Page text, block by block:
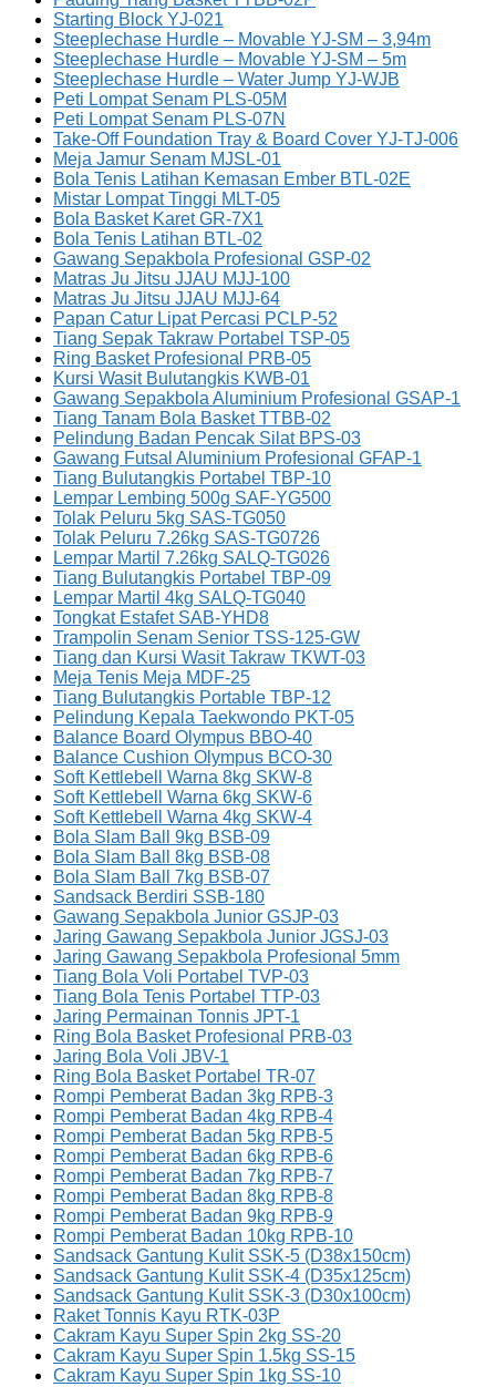
Starting Block YJ-021
Steeplechase Hurdle – Movable YJ-SM – 3,94m
Steeplechase Hurdle – Movable YJ-SM – 5m
Steeplechase Hurdle – Water Jump YJ-WJB
Peti Lompat Senam PLS-05M
Peti Lompat Senam PLS-07N
Take-Off Foundation Tray & Board Cover YJ-TJ-006
Meja Jamur Senam MJSL-01
Bola Tenis Latihan Kemasan Ember BTL-02E
Mistar Lompat Tinggi MLT-05
Bola Basket Karet GR-7X1
Bola Tenis Latihan BTL-02
Gawang Sepakbola Profesional GSP-02
Matras Ju Jitsu JJAU MJJ-100
Matras Ju Jitsu JJAU MJJ-64
Papan Catur Lipat Percasi PCLP-52
Tiang Sepak Takraw Portabel TSP-05
Ring Basket Profesional PRB-05
Kursi Wasit Bulutangkis KWB-01
Gawang Sepakbola Aluminium Profesional GSAP-1
Tiang Tanam Bola Basket TTBB-02
Pelindung Badan Pencak Silat BPS-03
Gawang Futsal Aluminium Profesional GFAP-1
Tiang Bulutangkis Portabel TBP-10
Lempar Lembing 500g SAF-YG500
Tolak Peluru 5kg SAS-TG050
Tolak Peluru 7.26kg SAS-TG0726
Lempar Martil 7.26kg SALQ-TG026
Tiang Bulutangkis Portabel TBP-09
Lempar Martil 4kg SALQ-TG040
Tongkat Estafet SAB-YHD8
Trampolin Senam Senior TSS-125-GW
Tiang dan Kursi Wasit Takraw TKWT-03
Meja Tenis Meja MDF-25
Tiang Bulutangkis Portable TBP-12
Pelindung Kepala Taekwondo PKT-05
Balance Board Olympus BBO-40
Balance Cushion Olympus BCO-30
Soft Kettlebell Warna 8kg SKW-8
Soft Kettlebell Warna 6kg SKW-6
Soft Kettlebell Warna 4kg SKW-4
Bola Slam Ball 9kg BSB-09
Bola Slam Ball 8kg BSB-08
Bola Slam Ball 7kg BSB-07
Sandsack Berdiri SSB-180
Gawang Sepakbola Junior GSJP-03
Jaring Gawang Sepakbola Junior JGSJ-03
Jaring Gawang Sepakbola Profesional 5mm
Tiang Bola Voli Portabel TVP-03
Tiang Bola Tenis Portabel TTP-03
Jaring Permainan Tonnis JPT-1
Ring Bola Basket Profesional PRB-03
Jaring Bola Voli JBV-1
Ring Bola Basket Portabel TR-07
Rompi Pemberat Badan 3kg RPB-3
Rompi Pemberat Badan 4kg RPB-4
Rompi Pemberat Badan 5kg RPB-5
Rompi Pemberat Badan 6kg RPB-6
Rompi Pemberat Badan 7kg RPB-7
Rompi Pemberat Badan 8kg RPB-8
Rompi Pemberat Badan 9kg RPB-9
Rompi Pemberat Badan 10kg RPB-10
Sandsack Gantung Kulit SSK-5 (D38x150cm)
Sandsack Gantung Kulit SSK-4 (D35x125cm)
Sandsack Gantung Kulit SSK-3 (D30x100cm)
Raket Tonnis Kayu RTK-03P
Cakram Kayu Super Spin 2kg SS-20
Cakram Kayu Super Spin 1.5kg SS-15
Cakram Kayu Super Spin 1kg SS-10